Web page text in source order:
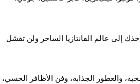
إلى عالم الفانتازيا الساحر ولن تفشل
والعطور الجذابة، وفن الأظافر الحسي،